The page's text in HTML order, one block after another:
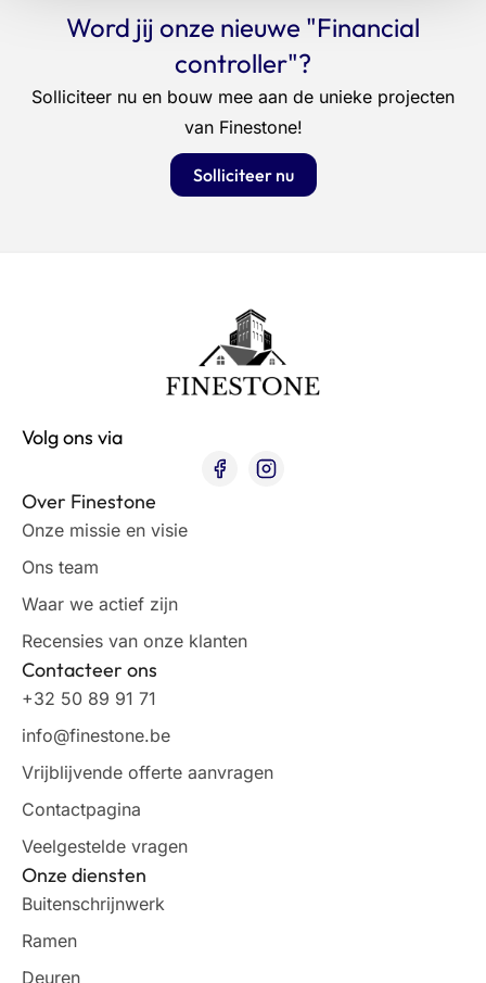
Word jij onze nieuwe "Financial
controller"?
Solliciteer nu en bouw mee aan de unieke projecten
van Finestone!
Solliciteer nu
Volg ons via
Over Finestone
Onze missie en visie
Ons team
Waar we actief zijn
Recensies van onze klanten
Contacteer ons
+32 50 89 91 71
info@finestone.be
Vrijblijvende offerte aanvragen
Contactpagina
Veelgestelde vragen
Onze diensten
Buitenschrijnwerk
Ramen
Deuren